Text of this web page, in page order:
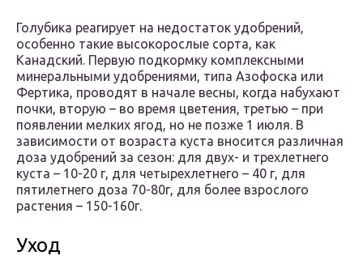
Голубика реагирует на недостаток удобрений,
особенно такие высокорослые сорта, как
Канадский. Первую подкормку комплексными
минеральными удобрениями, типа Азофоска или
Фертика, проводят в начале весны, когда набухают
почки, вторую – во время цветения, третью – при
появлении мелких ягод, но не позже 1 июля. В
зависимости от возраста куста вносится различная
доза удобрений за сезон: для двух- и трехлетнего
куста – 10-20 г, для четырехлетнего – 40 г, для
пятилетнего доза 70-80г, для более взрослого
растения – 150-160г.
Уход